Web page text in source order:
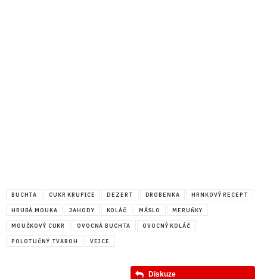
BUCHTA CUKR KRUPICE DEZERT DROBENKA HRNKOVÝ RECEPT
HRUBÁ MOUKA JAHODY KOLÁČ MÁSLO MERUŇKY
MOUČKOVÝ CUKR OVOCNÁ BUCHTA OVOCNÝ KOLÁČ
POLOTUČNÝ TVAROH VEJCE
Diskuze